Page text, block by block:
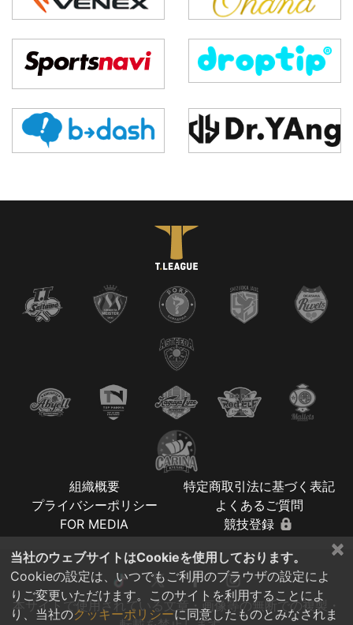
組織概要
特定商取引法に基づく表記
プライバシーポリシー
よくあるご質問
FOR MEDIA
競技登録
本サイトで使用されている文章・画像等の無断での複製・
×
当社のウェブサイトはCookieを使用しております。
Cookieの設定は、いつでもご利用のブラウザの設定によ
りご変更いただけます。このサイトを利用することによ
り、当社のクッキーポリシーに同意したものとみなされま